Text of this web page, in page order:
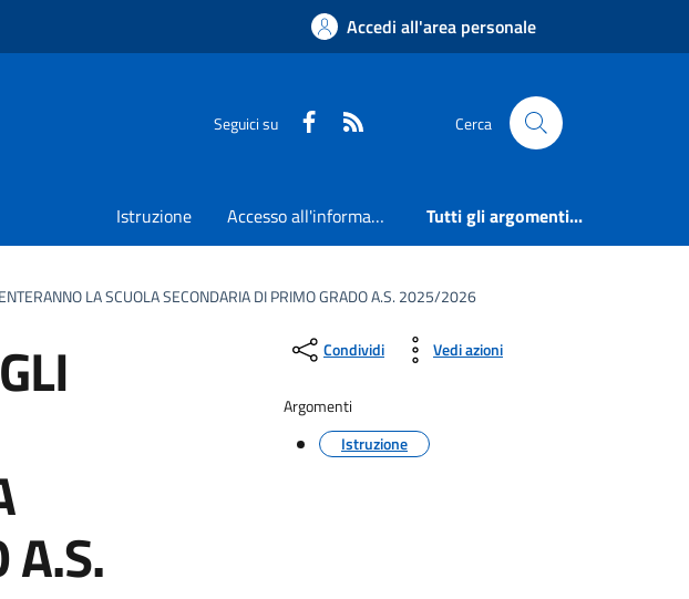
Accedi all'area personale
Seguici su Faceboook Cerca
Istruzione Accesso all'informazione Tutti gli argomenti...
LA SCUOLA SECONDARIA DI PRIMO GRADO A.S. 2025/2026
A.S.
Condividi Vedi azioni
Argomenti
Istruzione